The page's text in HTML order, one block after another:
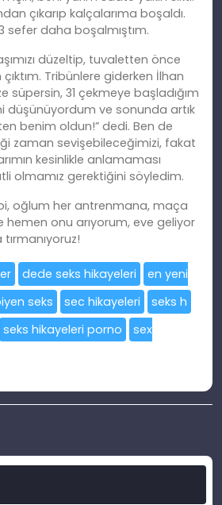
çıkarıp kalçalarıma boşaldı.
sefer daha boşalmıştım.
düzeltip, tuvaletten önce
çıktım. Tribünlere giderken İlhan
süpersin, 31 çekmeye başladığım
düşünüyordum ve sonunda artık
benim oldun!” dedi. Ben de
zaman sevişebileceğimizi, fakat
kesinlikle anlamaması
olmamız gerektiğini söyledim.
oğlum her antrenmana, maça
onu arıyorum, eve geliyor
dede seks hikayeleri
en yeni
seks sec hikayeleri
seks h
seks hikayeleri porno
sex